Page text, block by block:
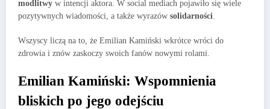
modlitwy w intencji aktora. W social mediach pojawiło się wiele
pozytywnych wiadomości, a także wyrazów solidarności.
Wszyscy liczą na to, że Emilian Kamiński wkrótce wróci do
zdrowia i znów zaskoczy swoich fanów nowymi rolami.
Emilian Kamiński: Wspomnienia
bliskich po jego odejściu